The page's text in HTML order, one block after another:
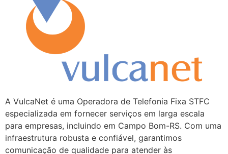
A VulcaNet é uma Operadora de Telefonia Fixa STFC
especializada em fornecer serviços em larga escala
para empresas, incluindo em Campo Bom-RS. Com uma
infraestrutura robusta e confiável, garantimos
comunicação de qualidade para atender às